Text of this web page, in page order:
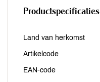
Productspecificaties
Land van herkomst
Artikelcode
EAN-code